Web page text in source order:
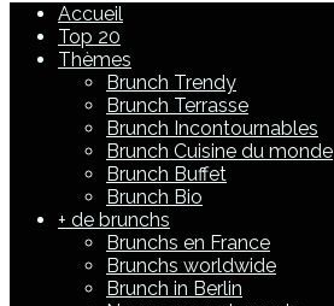
Accueil
Top 20
Thèmes
Brunch Trendy
Brunch Terrasse
Brunch Incontournables
Brunch Cuisine du monde
Brunch Buffet
Brunch Bio
+ de brunchs
Brunchs en France
Brunchs worldwide
Brunch in Berlin